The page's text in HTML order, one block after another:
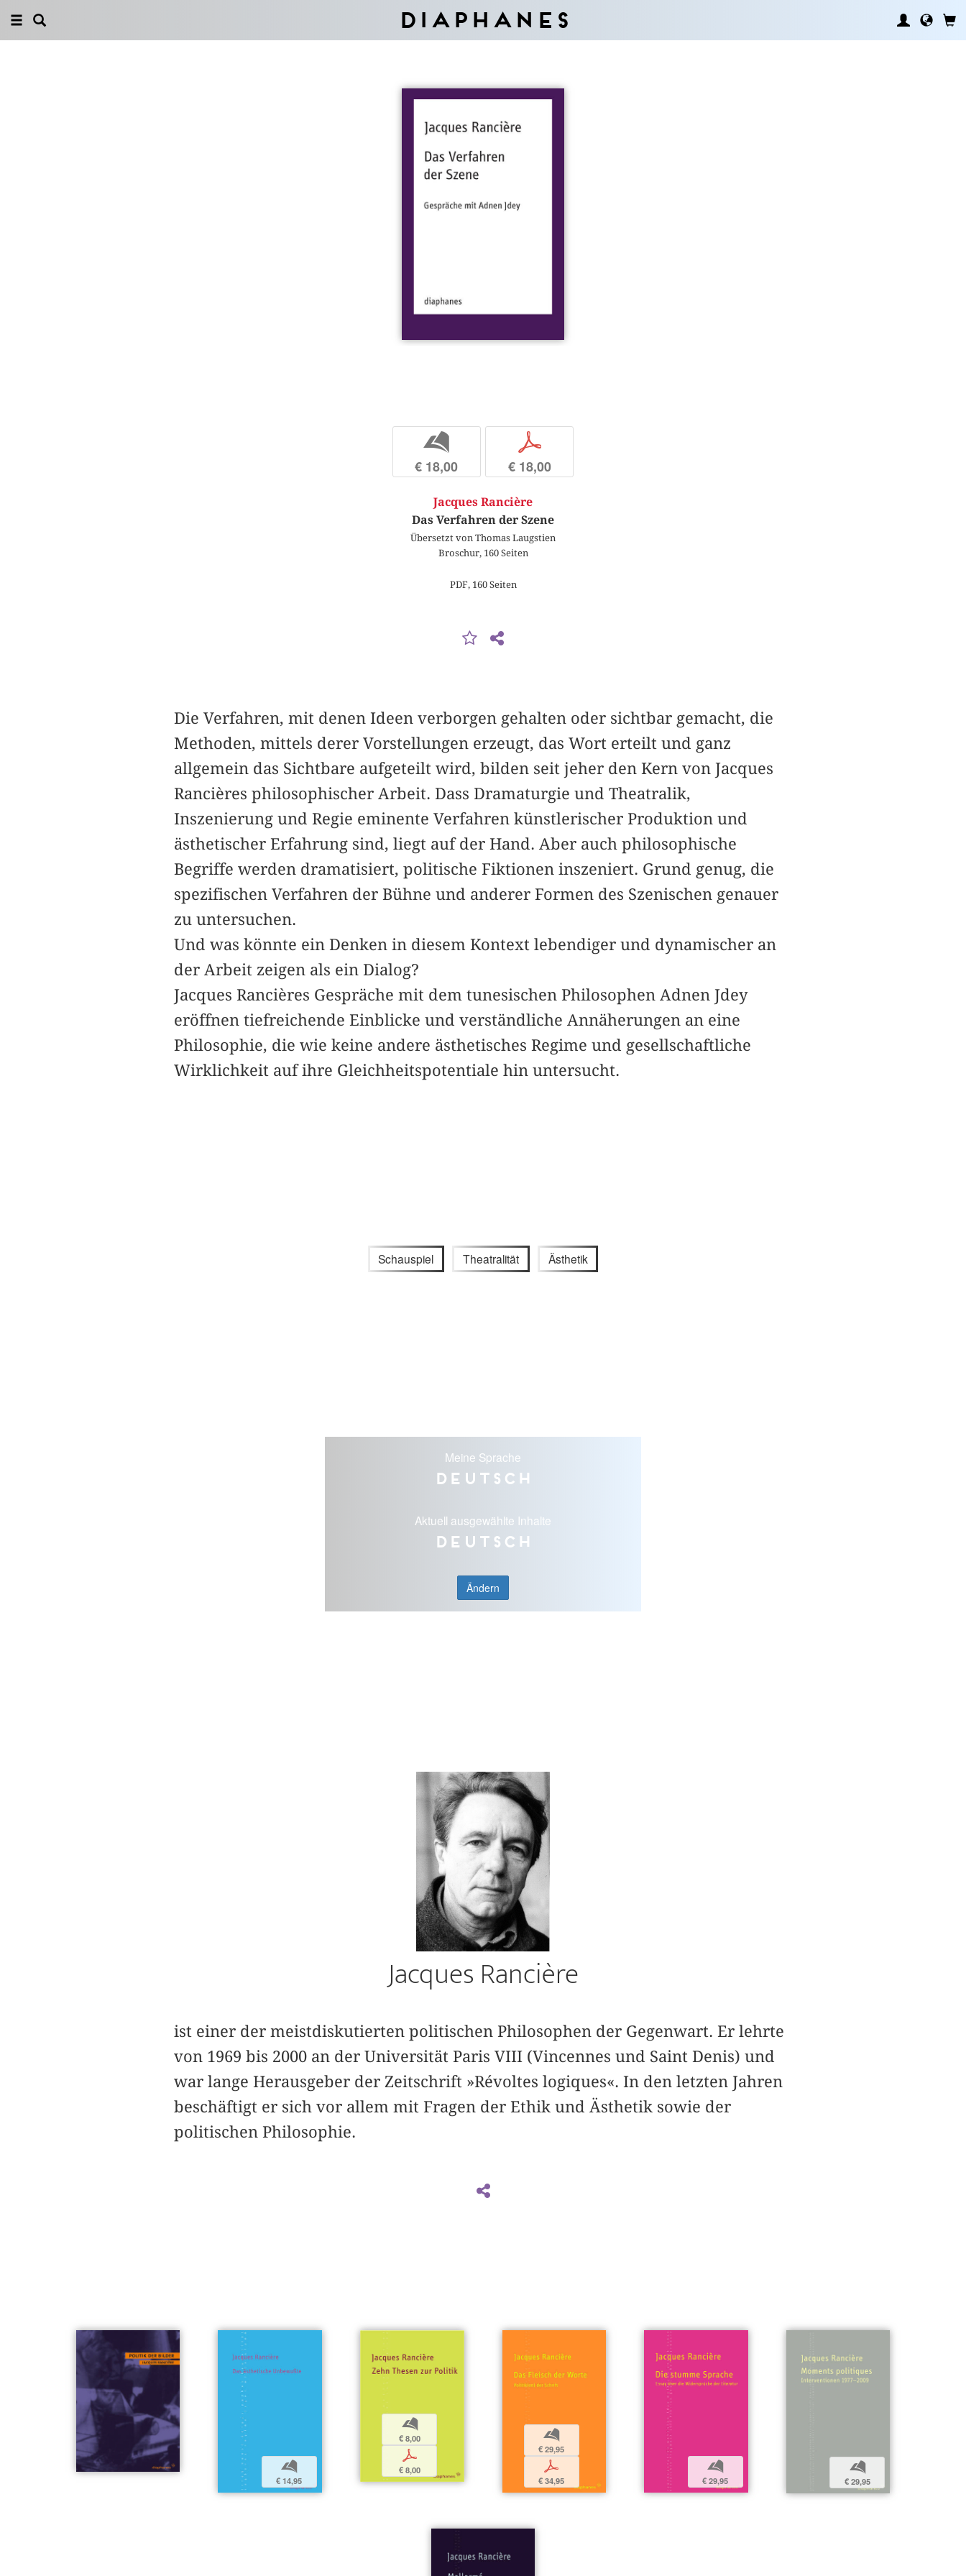
Diaphanes
b
€ 18,00
p
€ 18,00
Jacques Rancière
Das Verfahren der Szene
Übersetzt von Thomas Laugstien
Broschur, 160 Seiten
PDF, 160 Seiten
Die Verfahren, mit denen Ideen verborgen gehalten oder sichtbar gemacht, die
Methoden, mittels derer Vorstellungen erzeugt, das Wort erteilt und ganz
allgemein das Sichtbare aufgeteilt wird, bilden seit jeher den Kern von Jacques
Rancières philosophischer Arbeit. Dass Dramaturgie und Theatralik,
Inszenierung und Regie eminente Verfahren künstlerischer Produktion und
ästhetischer Erfahrung sind, liegt auf der Hand. Aber auch philosophische
Begriffe werden dramatisiert, politische Fiktionen inszeniert. Grund genug, die
spezifischen Verfahren der Bühne und anderer Formen des Szenischen genauer
zu untersuchen.
Und was könnte ein Denken in diesem Kontext lebendiger und dynamischer an
der Arbeit zeigen als ein Dialog?
Jacques Rancières Gespräche mit dem tunesischen Philosophen Adnen Jdey
eröffnen tiefreichende Einblicke und verständliche ­Annäherungen an eine
Philosophie, die wie keine andere ästhetisches Regime und gesellschaftliche
Wirklichkeit auf ihre Gleichheitspotentiale hin untersucht.
Schauspiel Theatralität Ästhetik
Meine Sprache
Deutsch
Aktuell ausgewählte Inhalte
Deutsch
Ändern
Jacques Rancière
ist einer der meistdiskutierten politischen Philosophen der Gegenwart. Er lehrte
von 1969 bis 2000 an der Universität Paris VIII (Vincennes und Saint Denis) und
war lange Herausgeber der Zeitschrift »Révoltes logiques«. In den letzten Jahren
beschäftigt er sich vor allem mit Fragen der Ethik und Ästhetik sowie der
politischen Philosophie.
b
€ 14,95
b
€ 8,00
p
€ 8,00
b
€ 29,95
p
€ 34,95
b
€ 29,95
b
€ 29,95